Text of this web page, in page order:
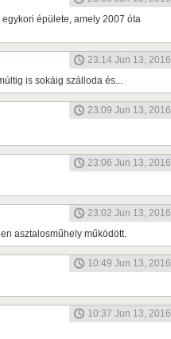
épülete, amely 2007 óta
23:14 Jun 13, 2016
is sokáig szálloda és...
23:09 Jun 13, 2016
23:06 Jun 13, 2016
23:02 Jun 13, 2016
asztalosműhely működött.
10:49 Jun 13, 2016
10:37 Jun 13, 2016